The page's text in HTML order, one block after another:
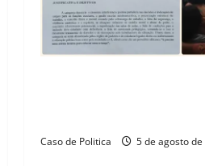
Caso de Politica 5 de agosto